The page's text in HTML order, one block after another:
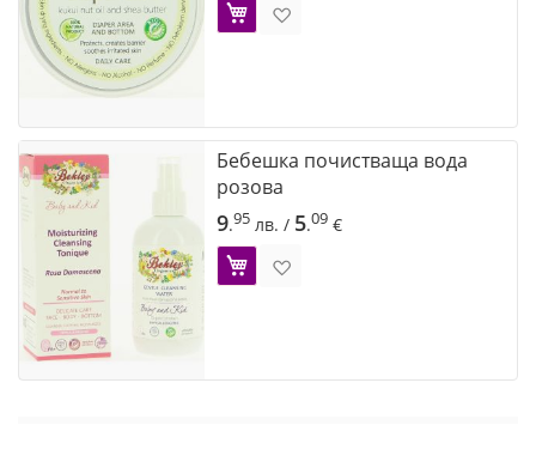
Бебешка почистваща вода
розова
9.95 лв. / 5.09 €